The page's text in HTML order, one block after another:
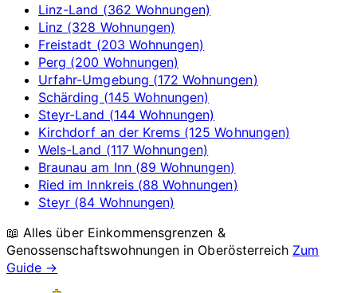
Linz-Land (362 Wohnungen)
Linz (328 Wohnungen)
Freistadt (203 Wohnungen)
Perg (200 Wohnungen)
Urfahr-Umgebung (172 Wohnungen)
Schärding (145 Wohnungen)
Steyr-Land (144 Wohnungen)
Kirchdorf an der Krems (125 Wohnungen)
Wels-Land (117 Wohnungen)
Braunau am Inn (89 Wohnungen)
Ried im Innkreis (88 Wohnungen)
Steyr (84 Wohnungen)
📖 Alles über Einkommensgrenzen &
Genossenschaftswohnungen in Oberösterreich Zum
Guide →